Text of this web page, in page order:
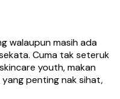
walaupun masih ada
Cuma tak seteruk
youth, makan
yang penting nak sihat,